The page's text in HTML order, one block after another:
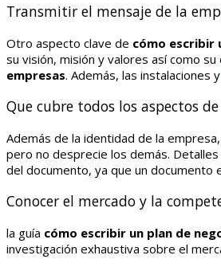
Transmitir el mensaje de la
Otro aspecto clave de cómo escribir
su visión, misión y valores así como
empresas. Además, las instalaciones y
Que cubre todos los aspectos
Además de la identidad de la
pero no desprecie los demás.
del documento, ya que un documento
Conocer el mercado y la
la guía cómo escribir un plan de
investigación exhaustiva sobre el